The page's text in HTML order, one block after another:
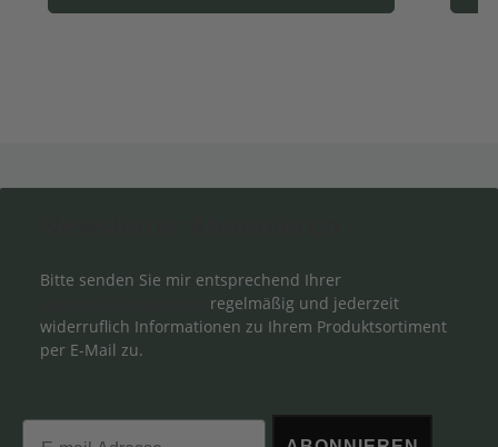
Bitte senden Sie mir entsprechend Ihrer
regelmäßig und jederzeit
widerruflich Informationen zu Ihrem Produktsortiment
per E-Mail zu.
Email